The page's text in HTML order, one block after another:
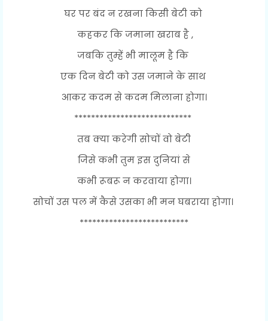
घर पर बंद न रखना किसी बेटी को
कहकर कि जमाना खराब है ,
जबकि तुम्हें भी मालूम है कि
एक दिन बेटी को उस जमाने के साथ
आकर कदम से कदम मिलाना होगा।
****************************
तब क्या करेगी सोचों वो बेटी
जिसे कभी तुम इस दुनियां से
कभी रूबरू न करवाया होगा।
सोचों उस पल में कैसे उसका भी मन घबराया होगा।
**************************